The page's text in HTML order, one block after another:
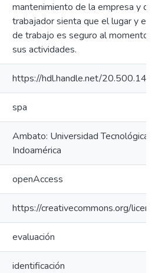
mantenimiento de la empresa y
trabajador sienta que el lugar y el
de trabajo es seguro al momento
sus actividades.
https://hdl.handle.net/
spa
Ambato: Universidad Tecnológica
Indoamérica
openAccess
https://creativecommons.org/
evaluación
identificación